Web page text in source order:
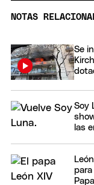
NOTAS
Se
Soy
las
Papa